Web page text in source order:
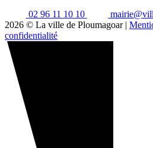
02 96 11 10 10
2026 © La ville de Ploumagoar |
confidentialité